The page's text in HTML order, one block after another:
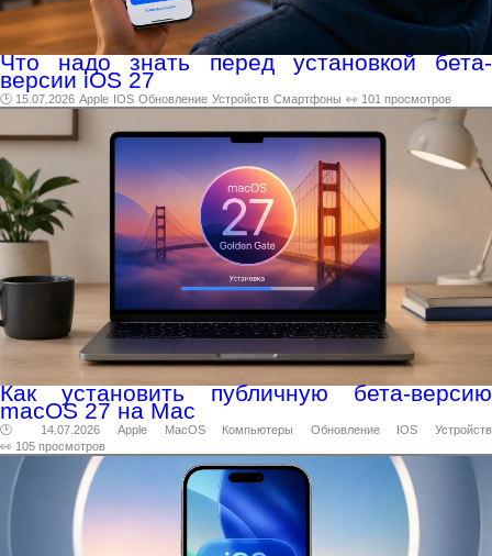
Что надо знать перед установкой бета-
версии iOS 27
🕑 15.07.2026 Apple IOS Обновление Устройств Смартфоны 👀 101 просмотров
Как установить публичную бета-версию
macOS 27 на Mac
🕑 14.07.2026 Apple MacOS Компьютеры Обновление IOS
Устройств
👀 105 просмотров